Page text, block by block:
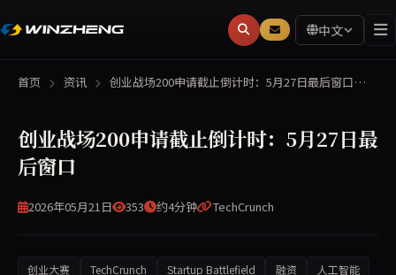
中文
首页 资讯 创业战场200申请截止倒计时：5月27日最后窗口…
创业战场200申请截止倒计时：5月27日最
后窗口
2026年05月21日 353 约4分钟 TechCrunch
创业大赛 TechCrunch Startup Battlefield 融资 人工智能